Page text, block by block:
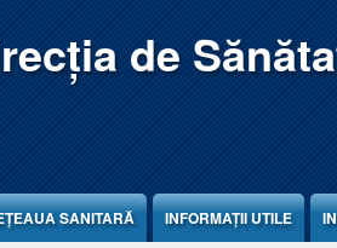
de
SANITARĂ INFORMAȚII UTILE